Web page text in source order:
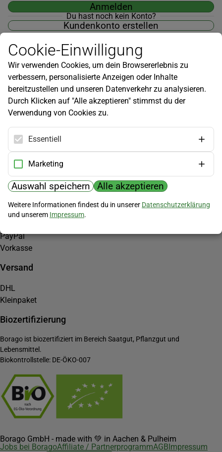
Anmelden
Du hast noch kein Konto?
Kundenkonto erstellen
Newsletter
Infos zu neuen Produkten, Gartentipps und mehr findest du in
unserem Newsletter!
Jetzt anmelden
Hilfe
Kundenservice
Widerrufsbelehrung
Zahlungsmöglichkeiten
PayPal
Vorkasse
Versand
DHL
Kleinpaket
Biozertifizierung
Borago ist biozertifiziert im Bereich Saatgut, Pflanzgut und
Lebensmittel.
Biokontrollstelle: DE-ÖKO-007
Borago GmbH - made with 💚 in Aachen & Pulheim
Jobs bei BoragoAffiliate / PartnerprogrammAGB Impressum
Cookie-Einwilligung
Wir verwenden Cookies, um dein Browsererlebnis zu
verbessern, personalisierte Anzeigen oder Inhalte
bereitzustellen und unseren Datenverkehr zu analysieren.
Durch Klicken auf "Alle akzeptieren" stimmst du der
Verwendung von Cookies zu.
Essentiell
Marketing
Auswahl speichern Alle akzeptieren
Weitere Informationen findest du in unserer Datenschutzerklärung
und unserem Impressum.